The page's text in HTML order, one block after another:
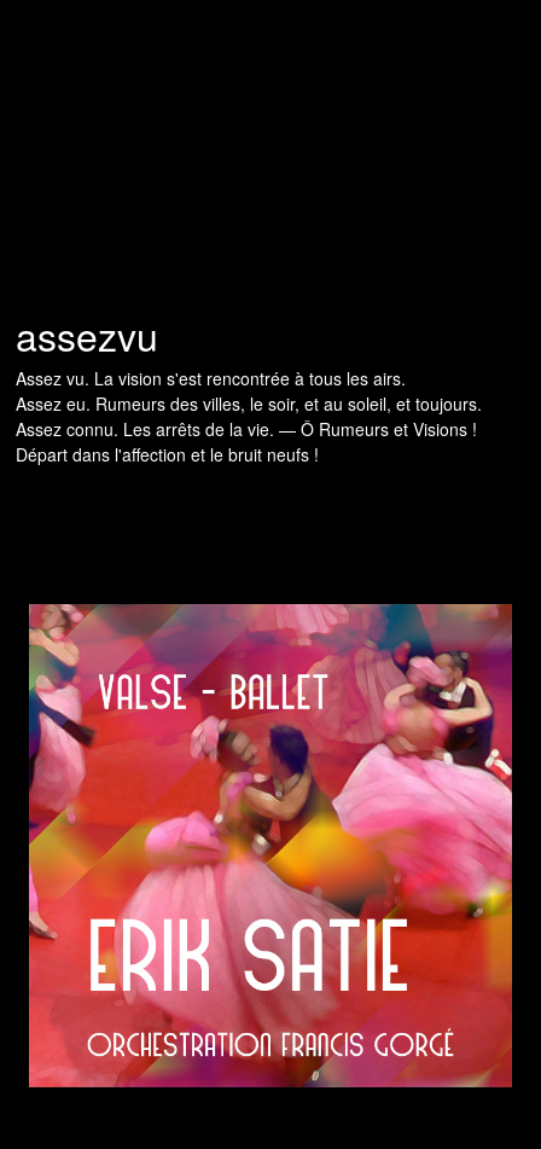
assezvu
Assez vu. La vision s'est rencontrée à tous les airs.
Assez eu. Rumeurs des villes, le soir, et au soleil, et toujours.
Assez connu. Les arrêts de la vie. — Ô Rumeurs et Visions !
Départ dans l'affection et le bruit neufs !